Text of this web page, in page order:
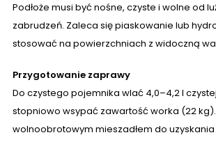
Podłoże musi być nośne, czyste i wolne od
zabrudzeń. Zaleca się piaskowanie lub
stosować na powierzchniach z widoczną
Przygotowanie zaprawy
Do czystego pojemnika wlać 4,0–4,2 l
stopniowo wsypać zawartość worka (22
wolnoobrotowym mieszadłem do